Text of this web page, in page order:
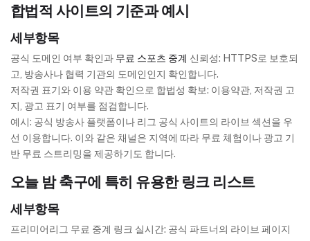
합법적 사이트의 기준과 예시
세부항목
공식 도메인 여부 확인과 무료 스포츠 중계 신뢰성: HTTPS로 보호되
고, 방송사나 협력 기관의 도메인인지 확인합니다.
저작권 표기와 이용 약관 확인으로 합법성 확보: 이용약관, 저작권 고
지, 광고 표기 여부를 점검합니다.
예시: 공식 방송사 플랫폼이나 리그 공식 사이트의 라이브 섹션을 우
선 이용합니다. 이와 같은 채널은 지역에 따라 무료 체험이나 광고 기
반 무료 스트리밍을 제공하기도 합니다.
오늘 밤 축구에 특히 유용한 링크 리스트
세부항목
프리미어리그 무료 중계 링크 실시간: 공식 파트너의 라이브 페이지